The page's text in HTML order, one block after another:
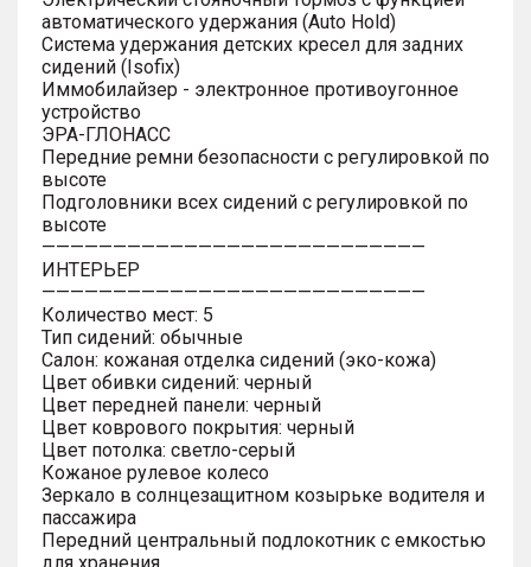
автоматического удержания (Auto Hold)
Система удержания детских кресел для задних
сидений (Isofix)
Иммобилайзер - электронное противоугонное
устройство
ЭРА-ГЛОНАСС
Передние ремни безопасности с регулировкой по
высоте
Подголовники всех сидений с регулировкой по
высоте
———————————————————————————
ИНТЕРЬЕР
———————————————————————————
Количество мест: 5
Тип сидений: обычные
Салон: кожаная отделка сидений (эко-кожа)
Цвет обивки сидений: черный
Цвет передней панели: черный
Цвет коврового покрытия: черный
Цвет потолка: светло-серый
Кожаное рулевое колесо
Зеркало в солнцезащитном козырьке водителя и
пассажира
Передний центральный подлокотник с емкостью
для хранения